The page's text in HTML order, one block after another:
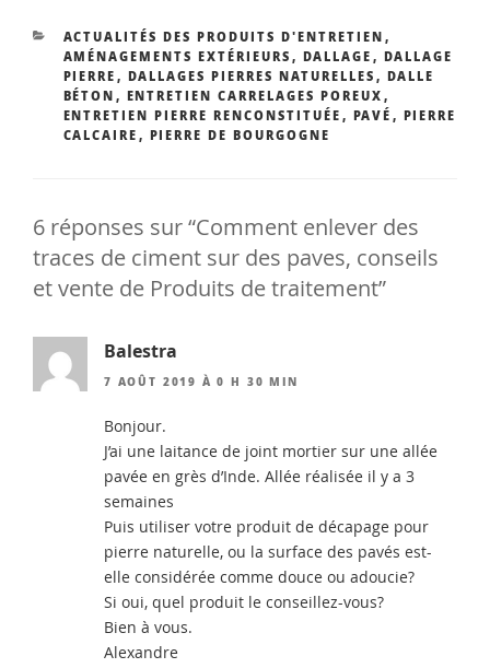
CATÉGORIES
ACTUALITÉS DES PRODUITS D'ENTRETIEN ,
AMÉNAGEMENTS EXTÉRIEURS , DALLAGE , DALLAGE
PIERRE , DALLAGES PIERRES NATURELLES , DALLE
BÉTON , ENTRETIEN CARRELAGES POREUX ,
ENTRETIEN PIERRE RENCONSTITUÉE , PAVÉ , PIERRE
CALCAIRE , PIERRE DE BOURGOGNE
6 réponses sur “Comment enlever des
traces de ciment sur des paves, conseils
et vente de Produits de traitement”
Balestra
7 AOÛT 2019 À 0 H 30 MIN
Bonjour.
J’ai une laitance de joint mortier sur une allée
pavée en grès d’Inde. Allée réalisée il y a 3
semaines
Puis utiliser votre produit de décapage pour
pierre naturelle, ou la surface des pavés est-
elle considérée comme douce ou adoucie?
Si oui, quel produit le conseillez-vous?
Bien à vous.
Alexandre